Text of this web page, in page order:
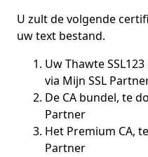
U zult de volgende
uw text bestand.
Uw Thawte
via Mijn SSL
De CA bundel, te
Partner
Het Premium CA,
Partner